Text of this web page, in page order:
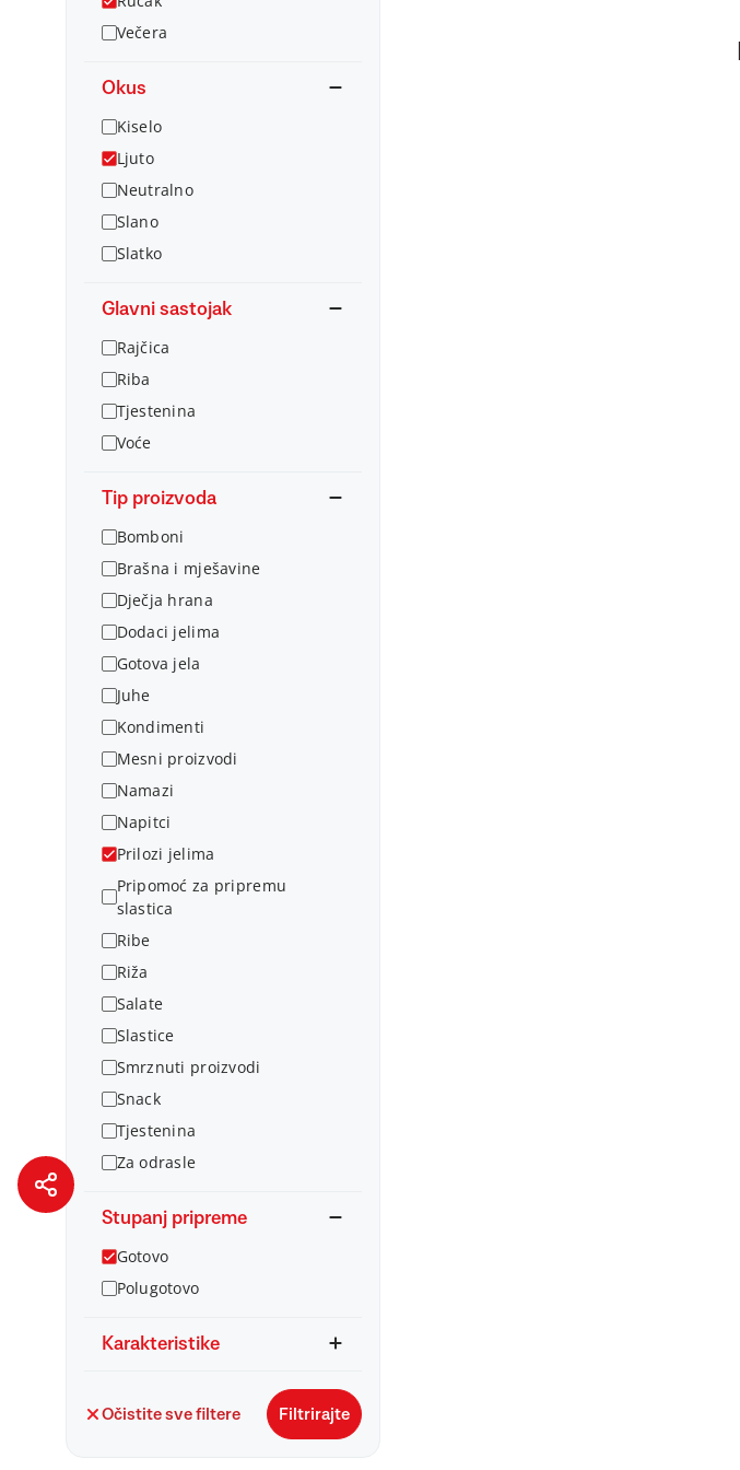
Večera
Okus
Kiselo
Ljuto
Neutralno
Slano
Slatko
Glavni sastojak
Rajčica
Riba
Tjestenina
Voće
Tip proizvoda
Bomboni
Brašna i mješavine
Dječja hrana
Dodaci jelima
Gotova jela
Juhe
Kondimenti
Mesni proizvodi
Namazi
Napitci
Prilozi jelima
Pripomoć za pripremu
slastica
Ribe
Riža
Salate
Slastice
Smrznuti proizvodi
Snack
Tjestenina
Za odrasle
Stupanj pripreme
Gotovo
Polugotovo
Karakteristike
Očistite sve filtere Filtrirajte